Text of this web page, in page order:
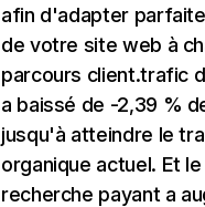
afin d'adapter
de votre site web à
parcours client.trafic
a baissé de -2,39 %
jusqu'à atteindre le
organique actuel. Et
recherche payant a